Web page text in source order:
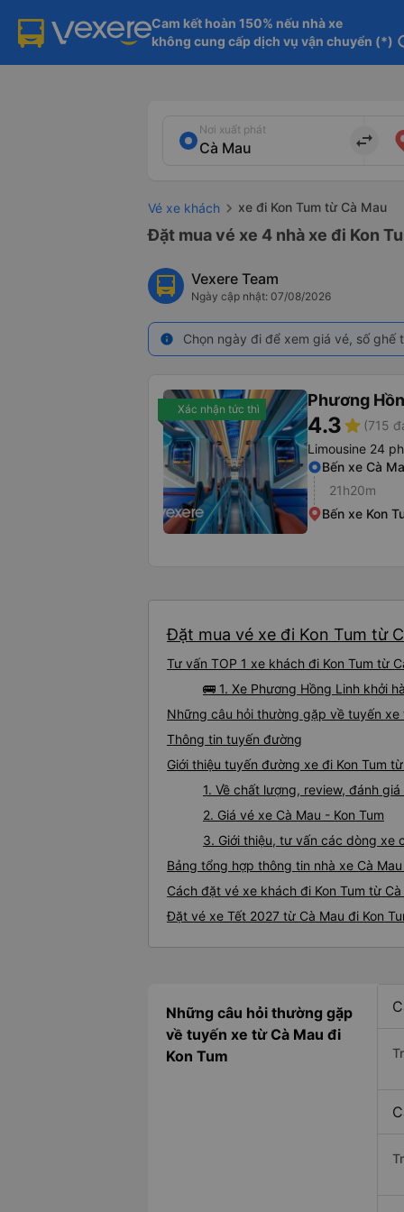
Cam kết hoàn 150% nếu nhà xe
không cung cấp dịch vụ vận chuyển (*)
Nơi xuất phát
import_export
Vé xe khách xe đi Kon Tum từ Cà Mau
Đặt mua vé xe 4 nhà xe đi Kon
Vexere Team
Ngày cập nhật: 07/08/2026
info Chọn ngày đi để xem giá vé, số
Xác nhận tức thì Phương
4.3star (715
Limousine 24
Bến xe Cà
21h20m
Bến xe Kon
Đặt mua vé xe đi Kon Tum từ
Tư vấn TOP 1 xe khách đi Kon Tum từ
🚌 1. Xe Phương Hồng Linh khởi
Những câu hỏi thường gặp về tuyến xe
Thông tin tuyến đường
Giới thiệu tuyến đường xe đi Kon Tum
1. Về chất lượng, review, đánh
2. Giá vé xe Cà Mau - Kon Tum
3. Giới thiệu, tư vấn các dòng xe
Bảng tổng hợp thông tin nhà xe Cà Mau
Cách đặt vé xe khách đi Kon Tum từ
Đặt vé xe Tết 2027 từ Cà Mau đi Kon
Những câu hỏi thường gặp
về tuyến xe từ Cà Mau đi
Kon Tum